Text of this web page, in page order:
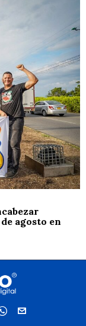
agosto en